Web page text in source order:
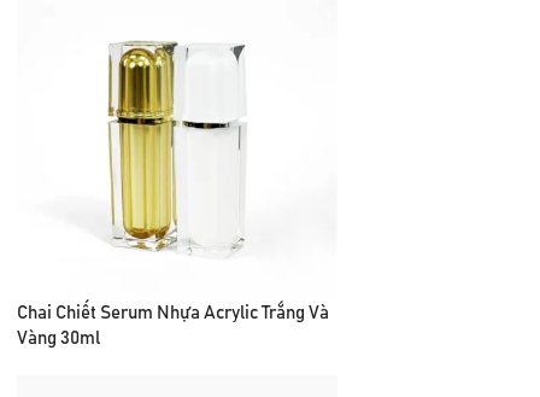
Chai Chiết Serum Nhựa Acrylic Trắng Và
Vàng 30ml